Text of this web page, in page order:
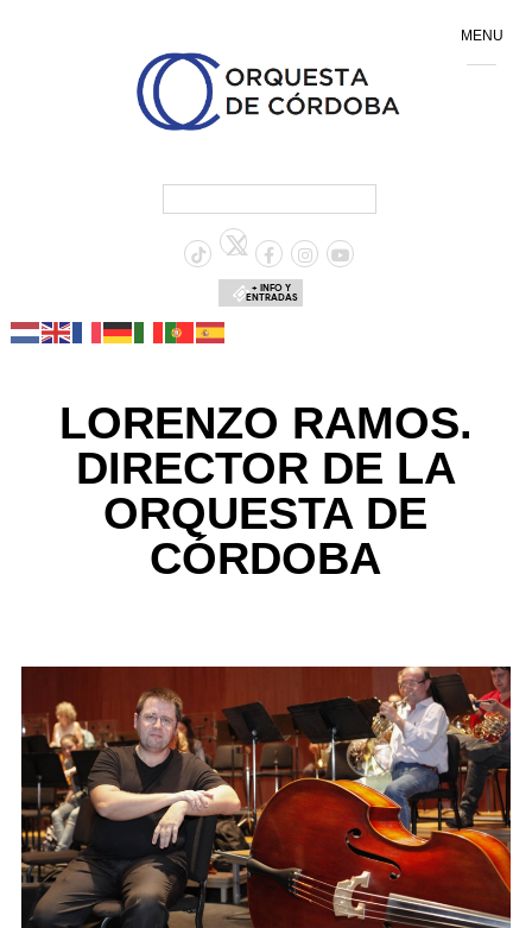
+ INFO Y
ENTRADAS
LORENZO RAMOS.
DIRECTOR DE LA
ORQUESTA DE
CÓRDOBA
MENU